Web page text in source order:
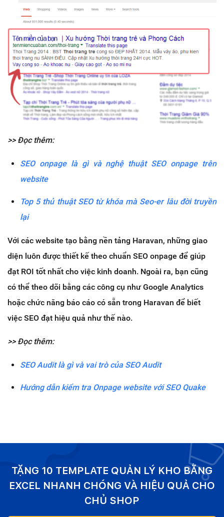
>> Đọc thêm:
SEO onpage là gì và nghệ thuật SEO onpage trên
website
Top 5 thủ thuật SEO từ khóa mà Seo-er lâu đời truyền
lại
Với các website tạo bằng nền tảng Haravan, những giao
diện luôn được thiết kế theo chuẩn SEO onpage để giúp
đạt ROI tốt nhất cho việc kinh doanh. Ngoài ra, bạn cũng
có thể theo dõi bằng các công cụ như Google Analytics
hoặc chức năng báo cáo có sẵn trong Haravan để biết
việc SEO đạt hiệu quả như thế nào.
>> Đọc thêm:
SEO Audit là gì và vai trò của SEO Audit
Hướng dẫn kiểm tra Onpage website với SEO Quake
TẶNG 10 TEMPLATE QUẢN LÝ KHO BẰNG
EXCEL NHANH CHÓNG VÀ HIỆU QUẢ CHO
CHỦ SHOP